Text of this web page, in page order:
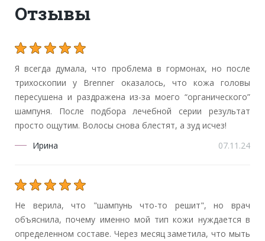
Отзывы
Я всегда думала, что проблема в гормонах, но после
трихоскопии у Brenner оказалось, что кожа головы
пересушена и раздражена из-за моего “органического”
шампуня. После подбора лечебной серии результат
просто ощутим. Волосы снова блестят, а зуд исчез!
Ирина
07.11.24
Не верила, что "шампунь что-то решит", но врач
объяснила, почему именно мой тип кожи нуждается в
определенном составе. Через месяц заметила, что мыть